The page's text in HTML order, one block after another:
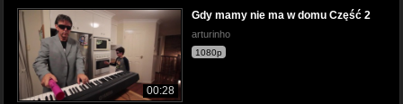
00:28
Gdy mamy nie ma w domu Część 2
arturinho
1080p